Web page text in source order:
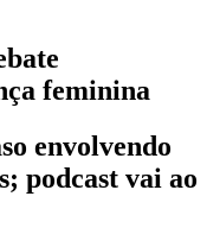
feminina
envolvendo
podcast vai ao